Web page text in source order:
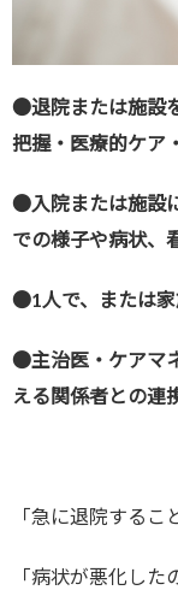
●退院または施設
把握・医療的ケア
●入院または施設
での様子や病状、
●1人で、または
●主治医・ケアマ
える関係者との連
「急に退院するこ
「病状が悪化した